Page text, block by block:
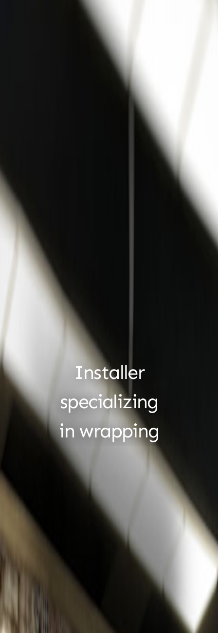
For customers,
only customers